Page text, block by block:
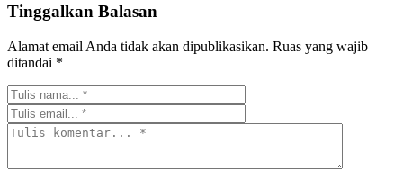
Tinggalkan Balasan
Alamat email Anda tidak akan dipublikasikan. Ruas yang wajib
ditandai *